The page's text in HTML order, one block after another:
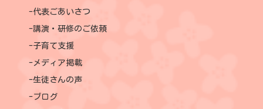
代表ごあいさつ
講演・研修のご依頼
子育て支援
メディア掲載
生徒さんの声
ブログ